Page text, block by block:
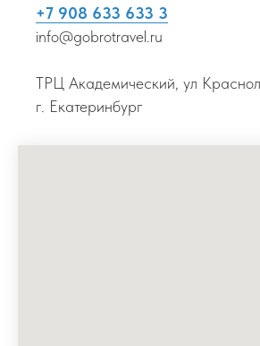
+7 908 633 633 3
info@gobrotravel.ru
ТРЦ Академический, ул
г. Екатеринбург